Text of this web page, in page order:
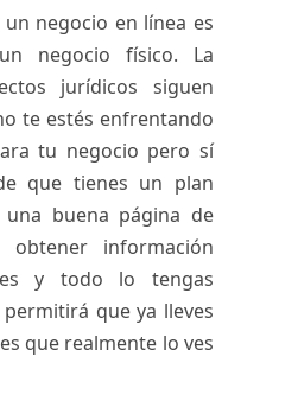
negocio en línea es
negocio físico. La
jurídicos siguen
te estés enfrentando
tu negocio pero sí
que tienes un plan
buena página de
información
y todo lo tengas
que ya lleves
que realmente lo ves